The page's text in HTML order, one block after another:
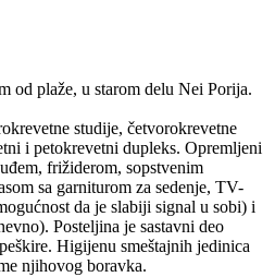
od plaže, u starom delu Nei Porija.
studije, četvorokrevetne
i petokrevetni dupleks. Opremljeni
frižiderom, sopstvenim
sa garniturom za sedenje, TV-
da je slabiji signal u sobi) i
Posteljina je sastavni deo
Higijenu smeštajnih jedinica
njihovog boravka.